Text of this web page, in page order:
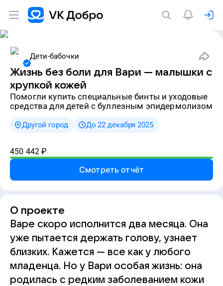
Дети-бабочки
Жизнь без боли для Вари — малышки с
хрупкой кожей
Помогли купить специальные бинты и уходовые
средства для детей с буллезным эпидермолизом
Другой город До 22 декабря 2025
450 442 ₽
Смотреть отчёт
О проекте
Варе скоро исполнится два месяца. Она
уже пытается держать голову, узнает
близких. Кажется — все как у любого
младенца. Но у Вари особая жизнь: она
родилась с редким заболеванием кожи